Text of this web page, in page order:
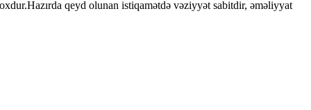
qeyd olunan istiqamətdə vəziyyət sabitdir, əməliyyat